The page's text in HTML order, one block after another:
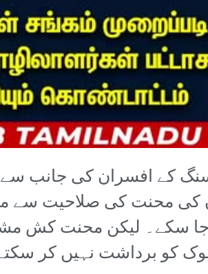
کے افسران کی جانب سے
محنت کی صلاحیت سے
جا سکے۔ لیکن محنت کش
کو برداشت نہیں کر